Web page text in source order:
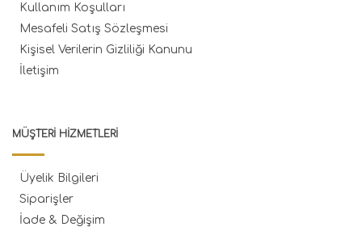
Kullanım Koşulları
Mesafeli Satış Sözleşmesi
Kişisel Verilerin Gizliliği Kanunu
İletişim
MÜŞTERI HIZMETLERI
Üyelik Bilgileri
Siparişler
İade & Değişim